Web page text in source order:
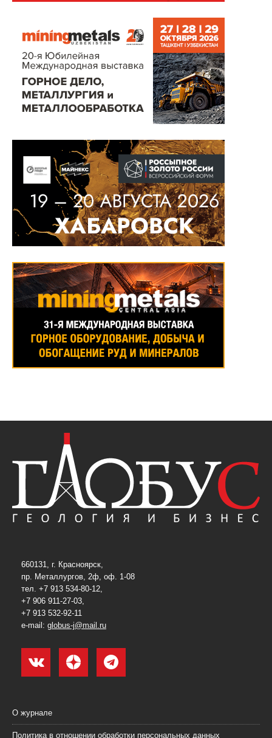
660131, г. Красноярск,
пр. Металлургов, 2ф, оф. 1-08
тел. +7 913 534-80-12,
+7 906 911-27-03,
+7 913 532-92-11
e-mail: globus-j@mail.ru
О журнале
Политика в отношении обработки персональных данных